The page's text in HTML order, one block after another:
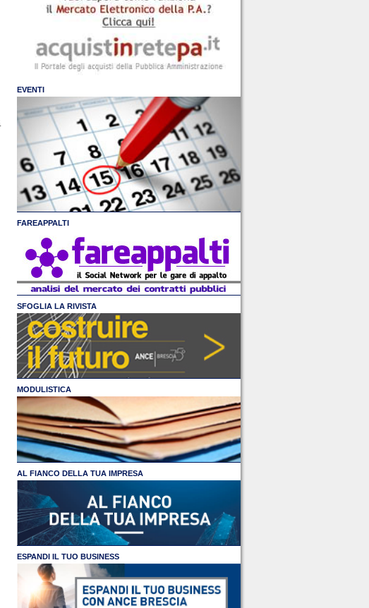
EVENTI
FAREAPPALTI
SFOGLIA LA RIVISTA
MODULISTICA
AL FIANCO DELLA TUA IMPRESA
ESPANDI IL TUO BUSINESS